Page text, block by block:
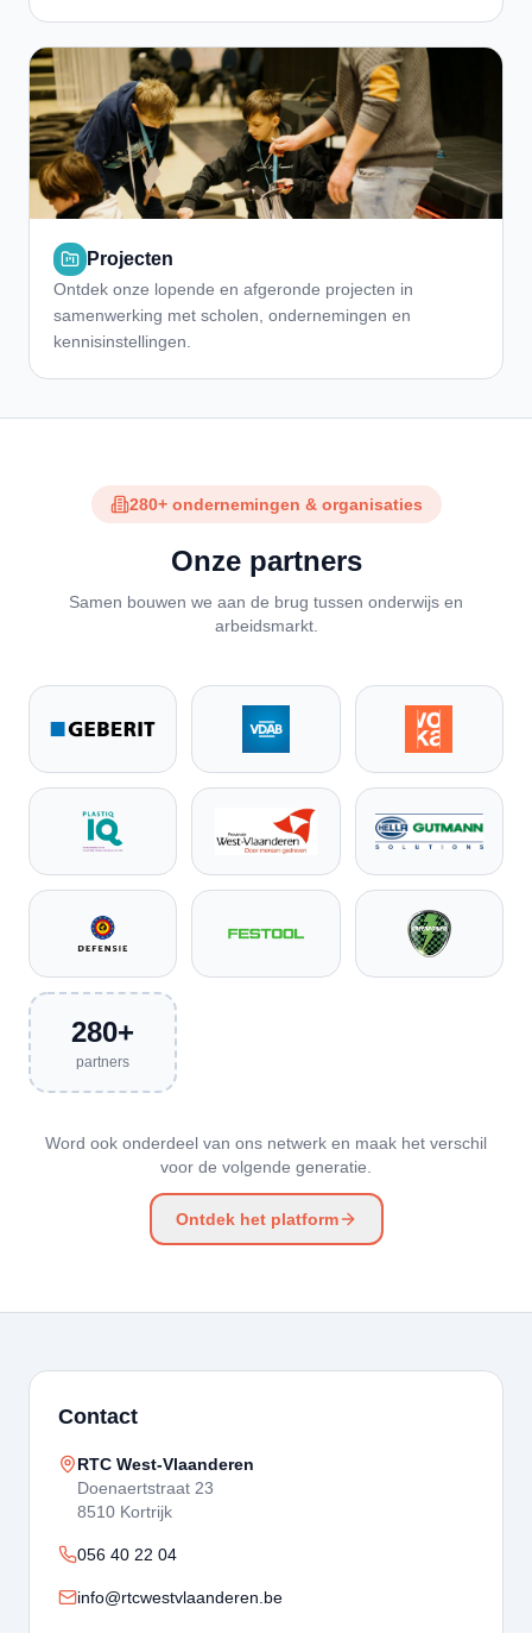
Projecten
Ontdek onze lopende en afgeronde projecten in
samenwerking met scholen, ondernemingen en
kennisinstellingen.
280+ ondernemingen & organisaties
Onze partners
Samen bouwen we aan de brug tussen onderwijs en
arbeidsmarkt.
280+
partners
Word ook onderdeel van ons netwerk en maak het verschil
voor de volgende generatie.
Ontdek het platform
Contact
RTC West-Vlaanderen
Doenaertstraat 23
8510 Kortrijk
056 40 22 04
info@rtcwestvlaanderen.be